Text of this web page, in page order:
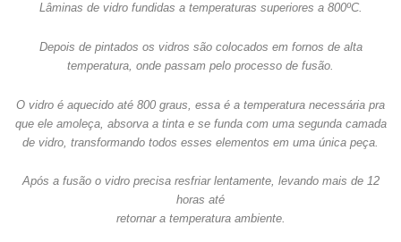
Lâminas de vidro fundidas a temperaturas superiores a 800ºC.
Depois de pintados os vidros são colocados em fornos de alta
temperatura, onde passam pelo processo de fusão.
O vidro é aquecido até 800 graus, essa é a temperatura necessária pra
que ele amoleça, absorva a tinta e se funda com uma segunda camada
de vidro, transformando todos esses elementos em uma única peça.
Após a fusão o vidro precisa resfriar lentamente, levando mais de 12
horas até
retornar a temperatura ambiente.